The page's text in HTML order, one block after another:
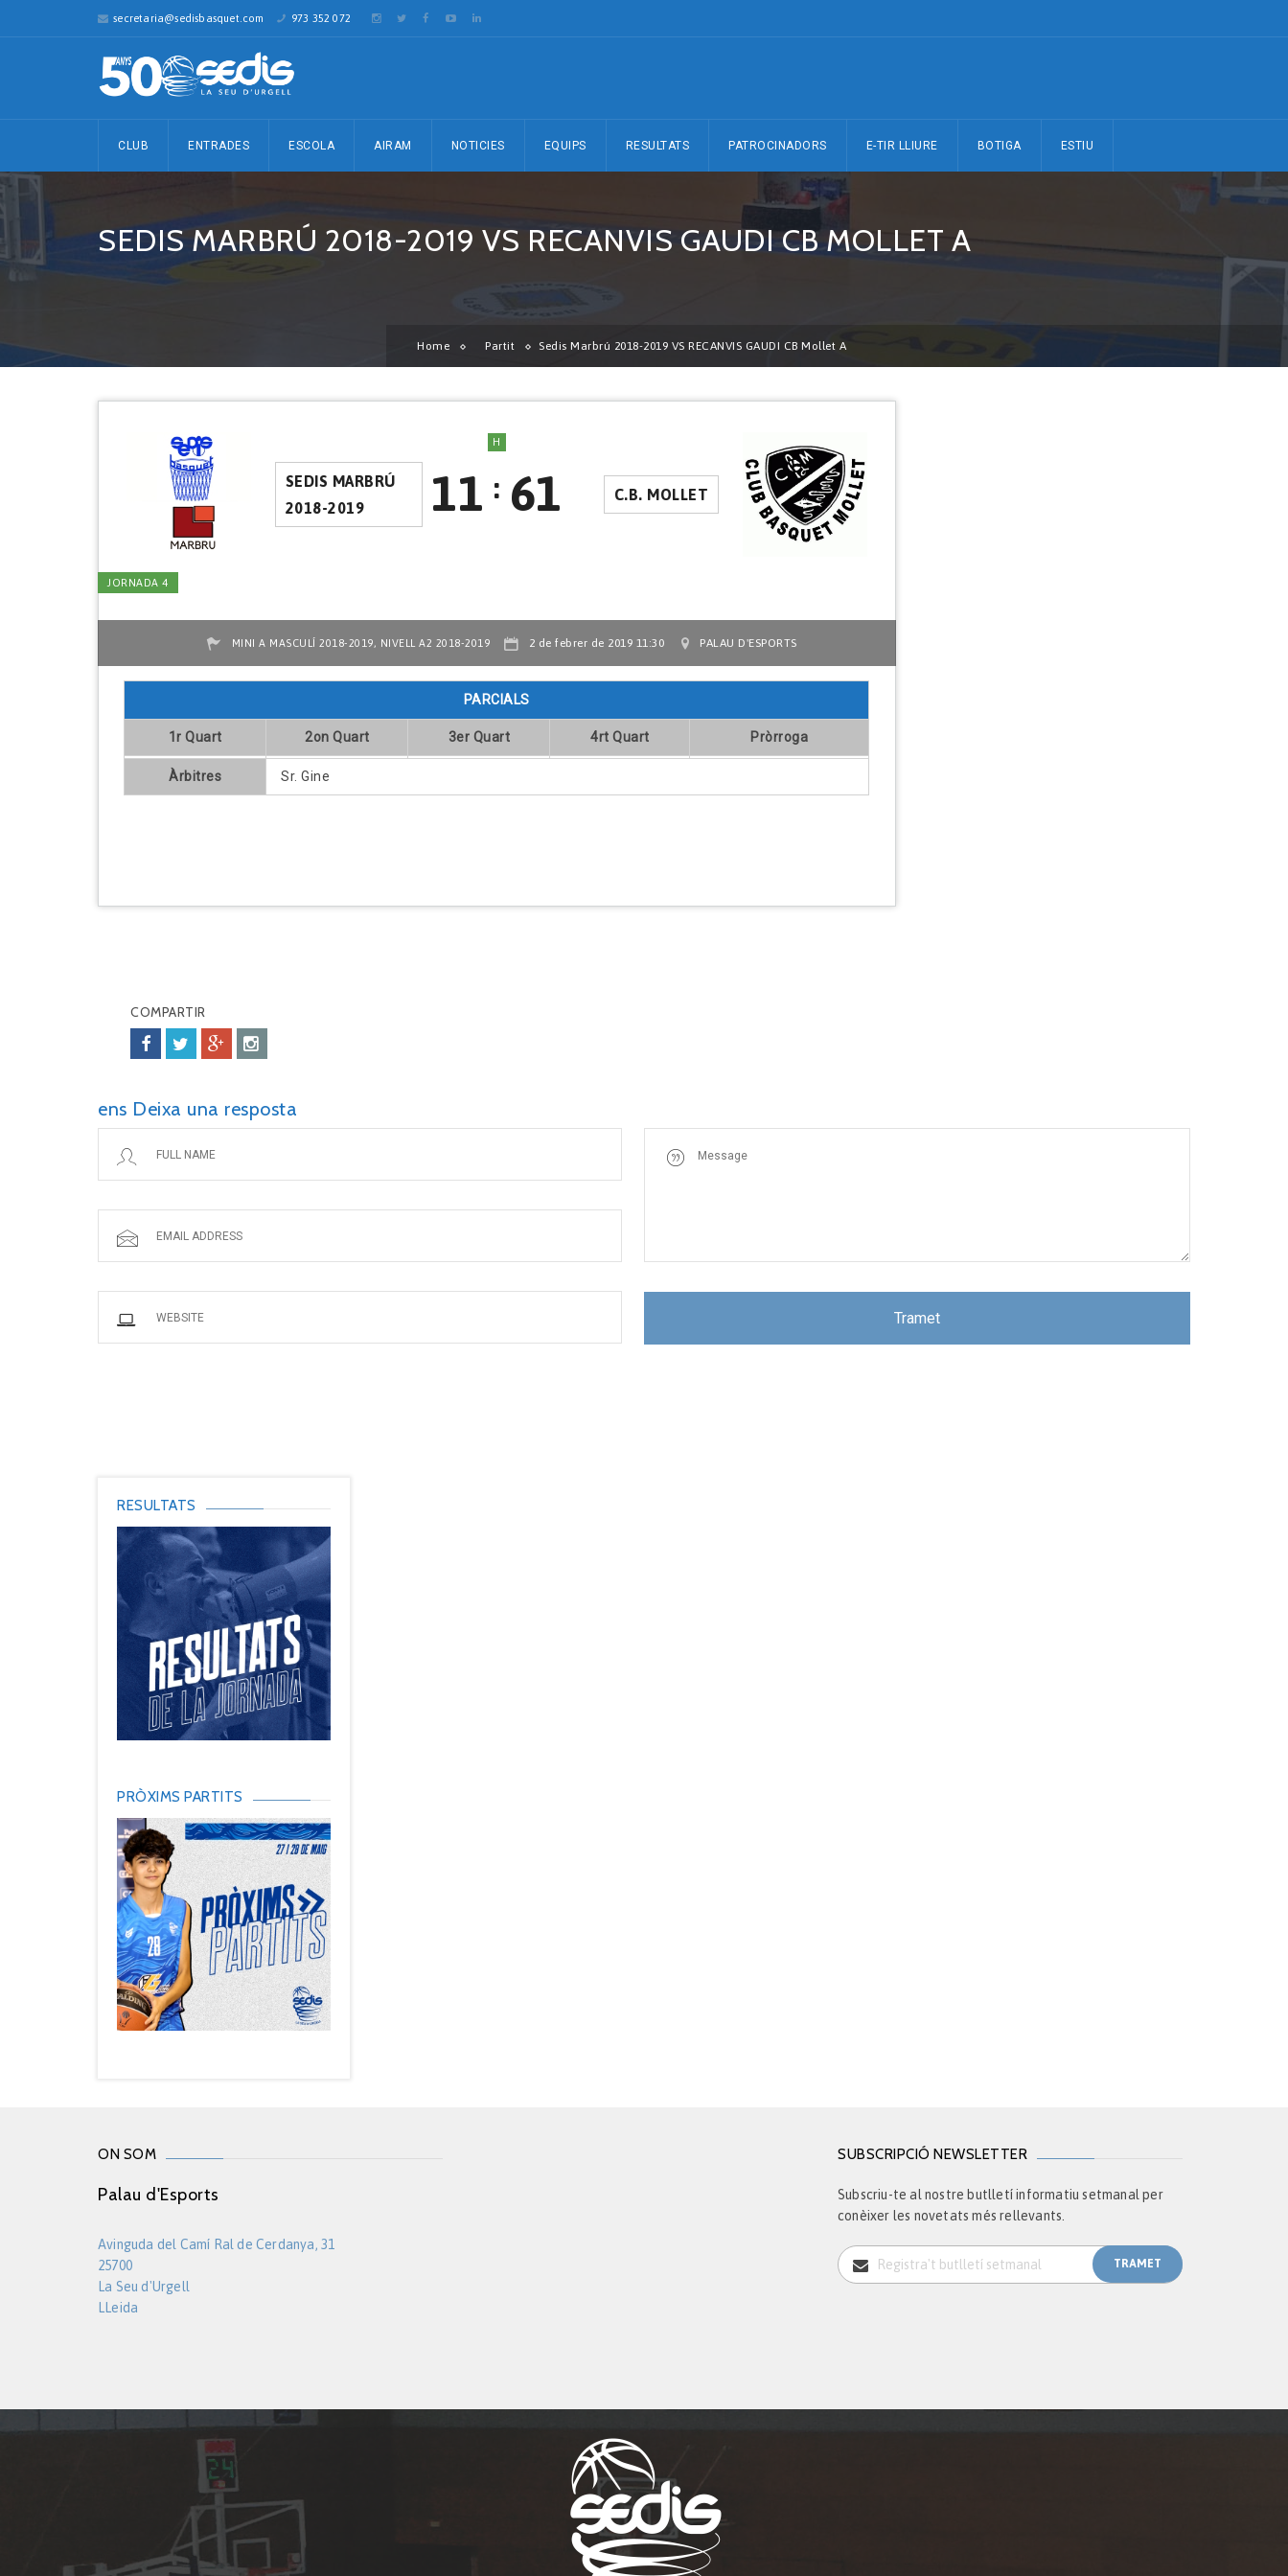
secretaria@sedisbasquet.com 973 352 072
CLUB ENTRADES ESCOLA AIRAM NOTICIES EQUIPS RESULTATS PATROCINADORS E-TIR LLIURE BOTIGA ESTIU
SEDIS MARBRÚ 2018-2019 VS RECANVIS GAUDI CB MOLLET A
Home Partit Sedis Marbrú 2018-2019 VS RECANVIS GAUDI CB Mollet A
SEDIS MARBRÚ
2018-2019
H
11 : 61 C.B. MOLLET
JORNADA 4
MINI A MASCULÍ 2018-2019, NIVELL A2 2018-2019 2 de febrer de 2019 11:30 PALAU D'ESPORTS
PARCIALS
1r Quart 2on Quart 3er Quart 4rt Quart Pròrroga
Àrbitres Sr. Gine
COMPARTIR
ens Deixa una resposta
RESULTATS
PRÒXIMS PARTITS
ON SOM
Palau d'Esports
Avinguda del Camí Ral de Cerdanya, 31
25700
La Seu d'Urgell
LLeida
SUBSCRIPCIÓ NEWSLETTER
Subscriu-te al nostre butlletí informatiu setmanal per
conèixer les novetats més rellevants.